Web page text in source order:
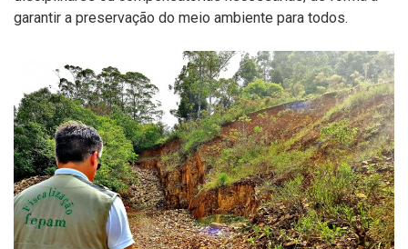
garantir a preservação do meio ambiente para todos.